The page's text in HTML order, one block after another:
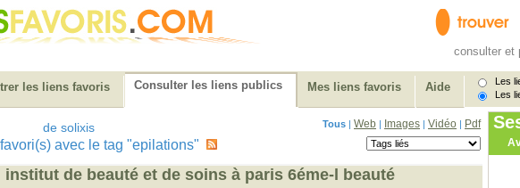
consulter et
les liens favoris Consulter les liens publics Mes liens favoris Aide
Les
Les
de solixis Tous | Web | Images | Vidéo | Pdf
avec le tag "epilations"
institut de beauté et de soins à paris 6éme-l beauté